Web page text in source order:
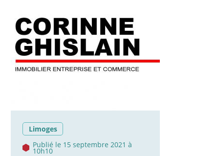
Limoges
Publié le 15 septembre 2021 à
10h10